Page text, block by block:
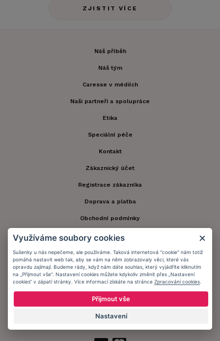
ZJISTIT VÍCE
Náš příběh
Náš tým
Caresse v médiích
Naši partneři a spolupráce
Etika
Speciální péče
Kontakt
Zákaznický účet
Registrace zákazníka
Doprava a platba
Obchodní podmínky
Ochrana osobních údajů
Informační memorandum
Zůstaňte s námi v kontaktu.
Využíváme soubory cookies
Sušenky u nás nepečeme, ale používáme. Taková internetová "cookie" nám totiž
pomáhá nastavit web tak, aby se vám na něm zobrazovaly věci, které vás
opravdu zajímají. Budeme rády, když nám dáte souhlas, který vyjádříte kliknutím
na „Přijmout vše“. Nastavení cookies můžete kdykoliv změnit přes „Nastavení
cookies“ v zápatí stránky. Více informací získáte na stránce Zpracování cookies
Přijmout vše
Nastavení